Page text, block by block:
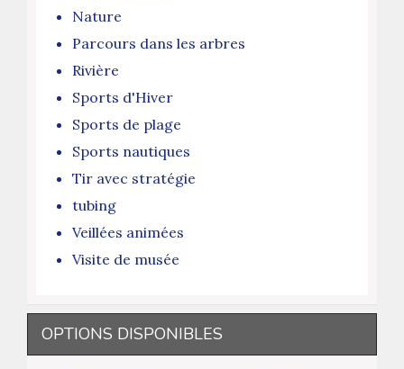
Nature
Parcours dans les arbres
Rivière
Sports d'Hiver
Sports de plage
Sports nautiques
Tir avec stratégie
tubing
Veillées animées
Visite de musée
OPTIONS DISPONIBLES